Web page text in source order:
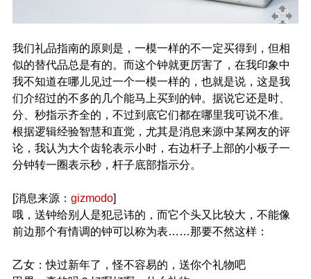
我们礼品指南的原则是，一模一样的不一定买得到，但相
似的替代品总是有的。而这个钟就更厉害了，在我印象中
我不知道在哪儿见过一个一模一样的，也就是说，这是我
们介绍过的不多的几个能马上买到的钟。据说它还是时、
分、秒指示齐全的，不过到底它们都在哪里我可说不准。
根据逻辑经验智慧和直觉，尤其是消息来源中某网友的评
论，我认为大个齿轮表示小时，右边杆子上部的小板子一
分钟转一圈表示秒，杆子底部指示分。
[消息来源： gizmodo]
哦，送钟给别人是犯忌讳的，而它个头又比较大，不能像
前边那个有情调的钟可以称为表……那要不然这样：
乙女：快过新年了，怪不容易的，送你个礼物吧